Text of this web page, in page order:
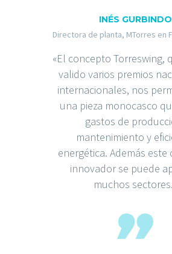
INÉS GURBINDO
Directora de planta, MTorres en
«El concepto Torreswing,
valido varios premios
internacionales, nos
una pieza monocasco
gastos de
mantenimiento y
energética. Además este
innovador se puede
muchos